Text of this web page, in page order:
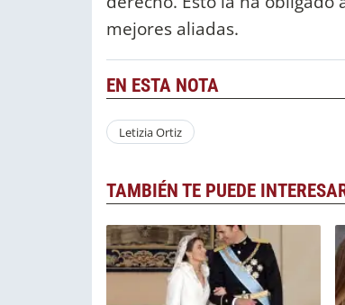
mejores aliadas.
EN ESTA NOTA
Letizia Ortiz
TAMBIÉN TE PUEDE